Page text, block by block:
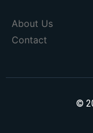
About Us
Contact
©